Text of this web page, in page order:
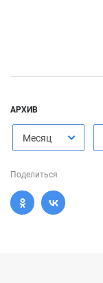
АРХИВ
Месяц
Поделиться